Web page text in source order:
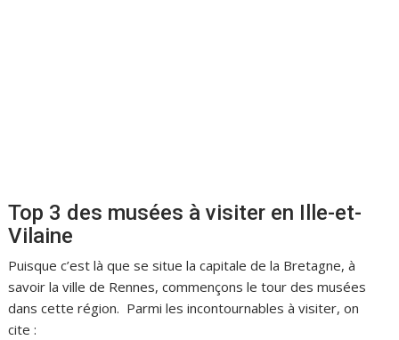
Top 3 des musées à visiter en Ille-et-
Vilaine
Puisque c’est là que se situe la capitale de la Bretagne, à
savoir la ville de Rennes, commençons le tour des musées
dans cette région. Parmi les incontournables à visiter, on
cite :